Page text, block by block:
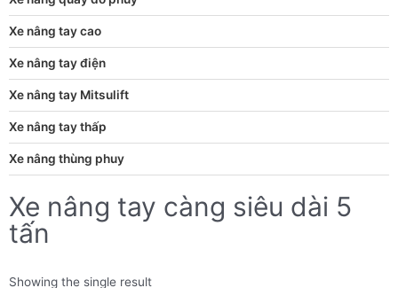
Xe nâng tay cao
Xe nâng tay điện
Xe nâng tay Mitsulift
Xe nâng tay thấp
Xe nâng thùng phuy
Xe nâng tay càng siêu dài 5
tấn
Showing the single result